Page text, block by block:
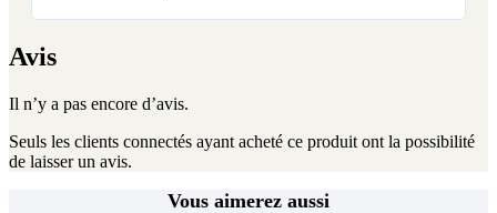
Avis
Il n’y a pas encore d’avis.
Seuls les clients connectés ayant acheté ce produit ont la possibilité
de laisser un avis.
Vous aimerez aussi